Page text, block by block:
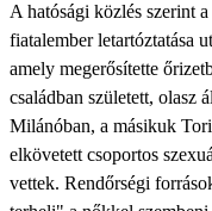
A hatósági közlés szerint
fiatalember letartóztatása
amely megerősítette
családban született, olasz
Milánóban, a másikuk
elkövetett csoportos
vettek. Rendőrségi